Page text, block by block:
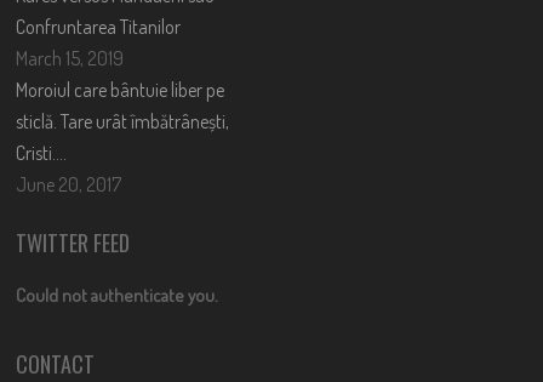
Confruntarea Titanilor
March 15, 2019
Moroiul care bântuie liber pe
sticlă. Tare urât îmbătrânești,
Cristi….
June 20, 2017
TWITTER FEED
Could not authenticate you.
CONTACT